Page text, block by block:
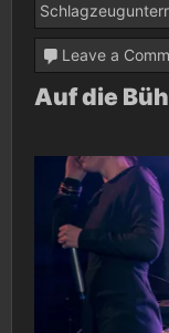
Leave a
Auf die